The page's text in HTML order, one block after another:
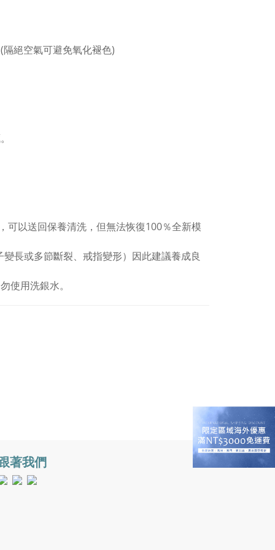
絕空氣可避免氧化褪色)
以送回保養清洗，但無法恢復100％全新模
長或多節斷裂、戒指變形）因此建議養成良
使用洗銀水。
著我們